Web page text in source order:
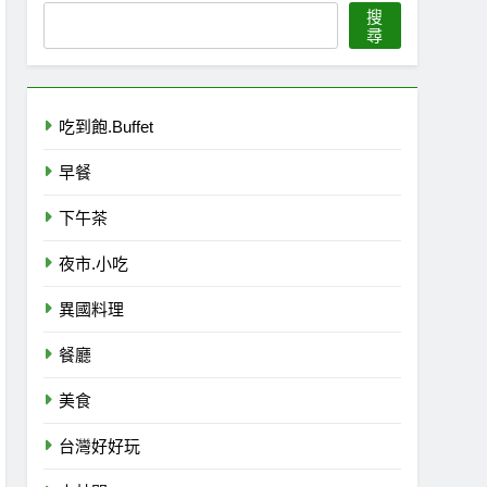
搜
尋
吃到飽.Buffet
早餐
下午茶
夜市.小吃
異國料理
餐廳
美食
台灣好好玩